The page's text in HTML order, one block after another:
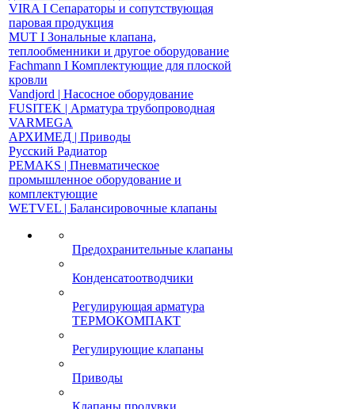
VIRA І Сепараторы и сопутствующая
паровая продукция
MUT І Зональные клапана,
теплообменники и другое оборудование
Fachmann І Комплектующие для плоской
кровли
Vandjord | Насосное оборудование
FUSITEK | Арматура трубопроводная
VARMEGA
АРХИМЕД | Приводы
Русский Радиатор
PEMAKS | Пневматическое
промышленное оборудование и
комплектующие
WETVEL | Балансировочные клапаны
Предохранительные клапаны
Конденсатоотводчики
Регулирующая арматура
ТЕРМОКОМПАКТ
Регулирующие клапаны
Приводы
Клапаны продувки